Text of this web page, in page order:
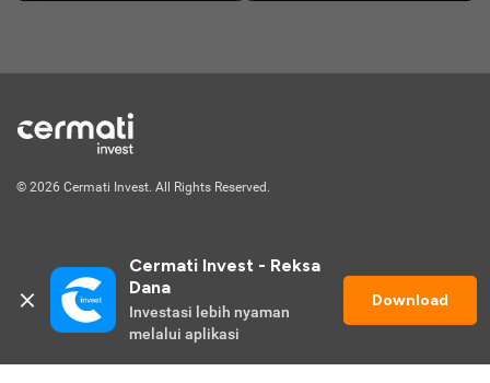
© 2026 Cermati Invest. All Rights Reserved.
Cermati Invest - Reksa
Dana
Investasi lebih nyaman
melalui aplikasi
Download